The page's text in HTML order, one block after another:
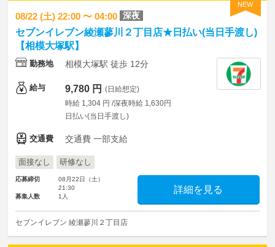
NEW
08/22 (土) 22:00 〜 04:00 深夜
セブンイレブン綾瀬蓼川２丁目店★日払い(当日手渡し)
【相模大塚駅】
勤務地 相模大塚駅 徒歩 12分
給与 9,780 円 (日給想定)
時給 1,304 円 /深夜時給 1,630円
日払い(当日手渡し)
交通費 交通費 一部支給
面接なし 研修なし
応募締切
08月22日（土）
21:30
募集人数
1人
詳細を見る
セブンイレブン 綾瀬蓼川２丁目店